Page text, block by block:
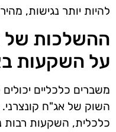
להיות יותר נגישות,
ההשלכות של
על השקעות
משברים כלכליים
השוק של אג"ח
כלכלית, השקעות רבות